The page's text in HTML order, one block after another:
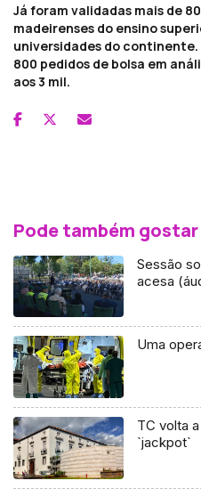
Já foram validadas mais de
madeirenses do ensino
universidades do continente.
800 pedidos de bolsa em
aos 3 mil.
Pode também gostar
Sessão solene
acesa
Uma
TC volta
`jackpot`